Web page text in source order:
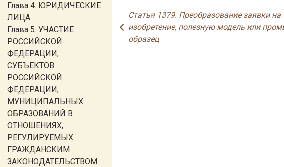
Глава 4. ЮРИДИЧЕСКИЕ
ЛИЦА
Глава 5. УЧАСТИЕ
РОССИЙСКОЙ
ФЕДЕРАЦИИ,
СУБЪЕКТОВ
РОССИЙСКОЙ
ФЕДЕРАЦИИ,
МУНИЦИПАЛЬНЫХ
ОБРАЗОВАНИЙ В
ОТНОШЕНИЯХ,
РЕГУЛИРУЕМЫХ
ГРАЖДАНСКИМ
ЗАКОНОДАТЕЛЬСТВОМ
Статья 1379. Преобразование заявки на
изобретение, полезную модель или
образец